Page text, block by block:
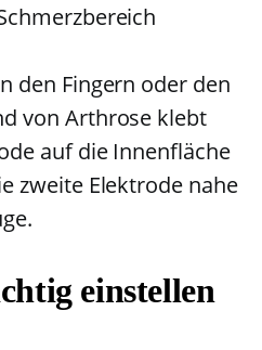
den Fingern oder den
von Arthrose klebt
auf die Innenfläche
zweite Elektrode nahe
einstellen